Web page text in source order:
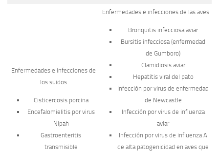
Enfermedades e infecciones de
los suidos
Cisticercosis porcina
Encefalomielitis por virus
Nipah
Gastroenteritis
transmisible
Enfermedades e infecciones de las aves
Bronquitis infecciosa aviar
Bursitis infecciosa (enfermedad
de Gumboro)
Clamidiosis aviar
Hepatitis viral del pato
Infección por virus de enfermedad
de Newcastle
Infección por virus de influenza
aviar
Infección por virus de influenza A
de alta patogenicidad en aves que